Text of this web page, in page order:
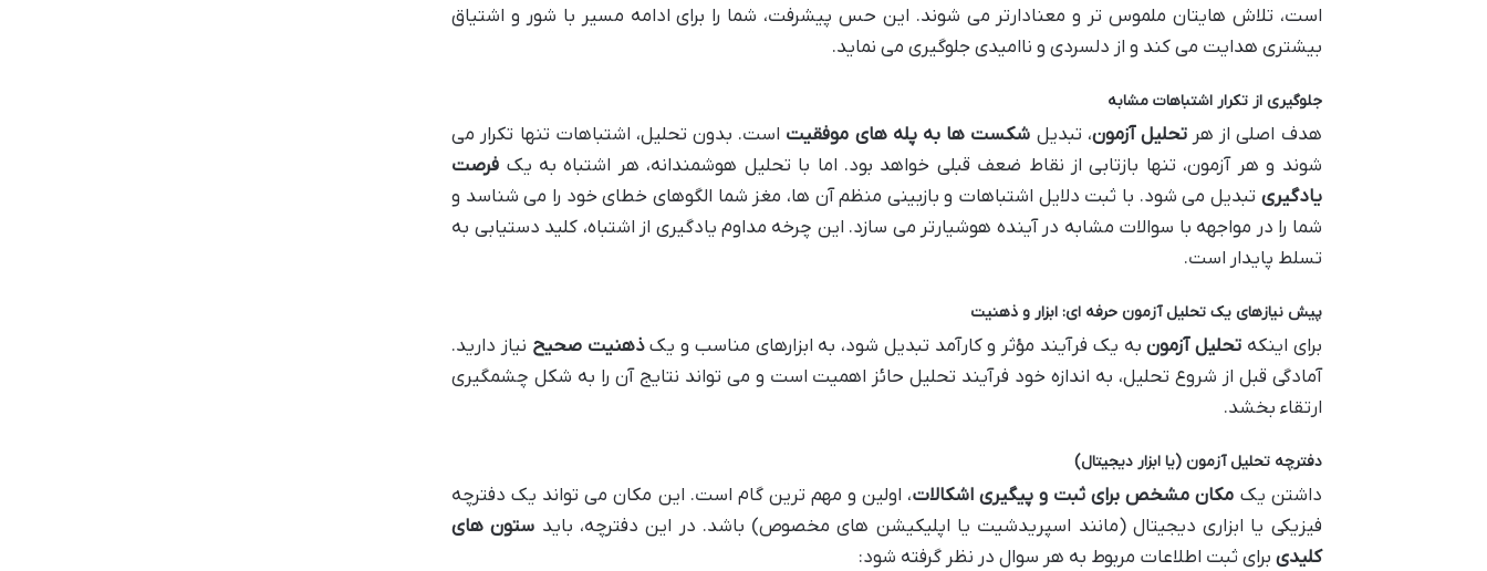
است، تلاش هایتان ملموس تر و معنادارتر می شوند. این حس پیشرفت، شما را برای ادامه مسیر با شور و اشتیاق
بیشتری هدایت می کند و از دلسردی و ناامیدی جلوگیری می نماید.
جلوگیری از تکرار اشتباهات مشابه
هدف اصلی از هرتحلیل آزمون، تبدیل شکست ها به پله های موفقیت است. بدون تحلیل، اشتباهات تنها تکرار می
شوند و هر آزمون، تنها بازتابی از نقاط ضعف قبلی خواهد بود. اما با تحلیل هوشمندانه، هر اشتباه به یک فرصت
یادگیری تبدیل می شود. با ثبت دلایل اشتباهات و بازبینی منظم آن ها، مغز شما الگوهای خطای خود را می شناسد و
شما را در مواجهه با سوالات مشابه در آینده هوشیارتر می سازد. این چرخه مداوم یادگیری از اشتباه، کلید دستیابی به
تسلط پایدار است.
پیش نیازهای یک تحلیل آزمون حرفه ای: ابزار و ذهنیت
برای اینکه تحلیل آزمونبه یک فرآیند مؤثر و کارآمد تبدیل شود، به ابزارهای مناسب و یکذهنیت صحیح نیاز دارید.
آمادگی قبل از شروع تحلیل، به اندازه خود فرآیند تحلیل حائز اهمیت است و می تواند نتایج آن را به شکل چشمگیری
ارتقاء بخشد.
دفترچه تحلیل آزمون (یا ابزار دیجیتال)
داشتن یک مکان مشخص برای ثبت و پیگیری اشکالات، اولین و مهم ترین گام است. این مکان می تواند یک دفترچه
فیزیکی یا ابزاری دیجیتال (مانند اسپریدشیت یا اپلیکیشن های مخصوص) باشد. در این دفترچه، باید ستون های
کلیدی برای ثبت اطلاعات مربوط به هر سوال در نظر گرفته شود: